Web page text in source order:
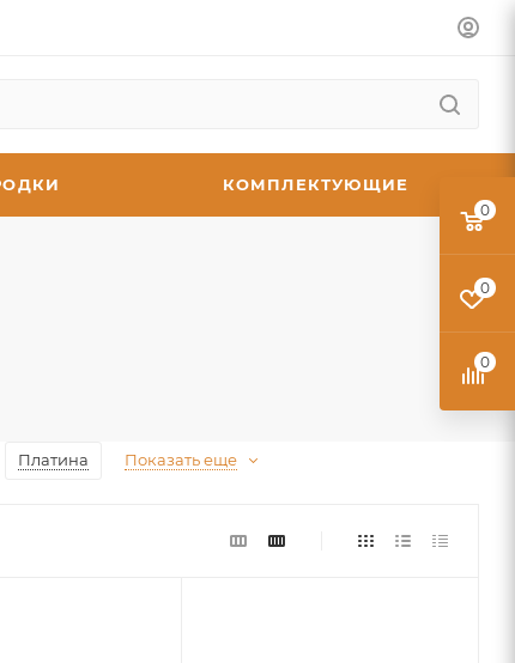
КОМПЛЕКТУЮЩИЕ
Платина Показать еще
0
0
0